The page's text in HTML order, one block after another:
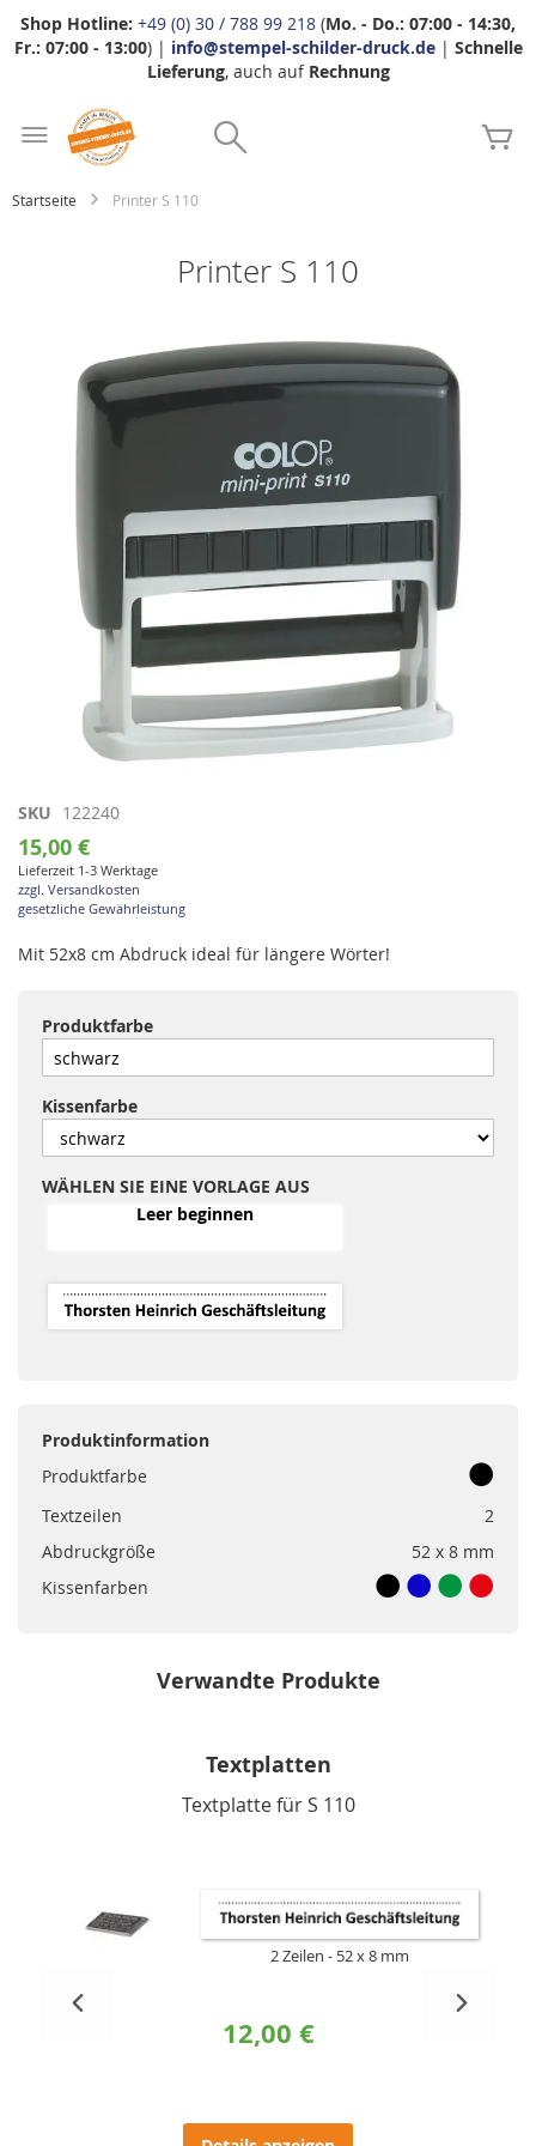
Shop Hotline: +49 (0) 30 / 788 99 218 (Mo. - Do.: 07:00 - 14:30,
Fr.: 07:00 - 13:00) | info@stempel-schilder-druck.de| Schnelle
Lieferung, auch auf Rechnung
Startseite Printer S 110
Printer S 110
Bildgalerie
Zum
Anfang
der
Bildgalerie
springen
SKU 122240
15,00 €
Lieferzeit 1-3 Werktage
zzgl. Versandkosten
gesetzliche Gewährleistung
Mit 52x8 cm Abdruck ideal für längere Wörter!
Produktfarbe
Kissenfarbe
WÄHLEN SIE EINE VORLAGE AUS
Leer beginnen
Produktinformation
Produktfarbe
Textzeilen
2
Abdruckgröße
52 x 8 mm
Kissenfarben
Verwandte Produkte
Textplatten
Textplatte für S 110
2 Zeilen 52 x 8 mm
12,00 €